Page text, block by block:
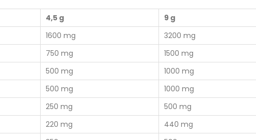
4,5 g
9 g
1600 mg
3200 mg
750 mg
1500 mg
500 mg
1000 mg
500 mg
1000 mg
250 mg
500 mg
220 mg
440 mg